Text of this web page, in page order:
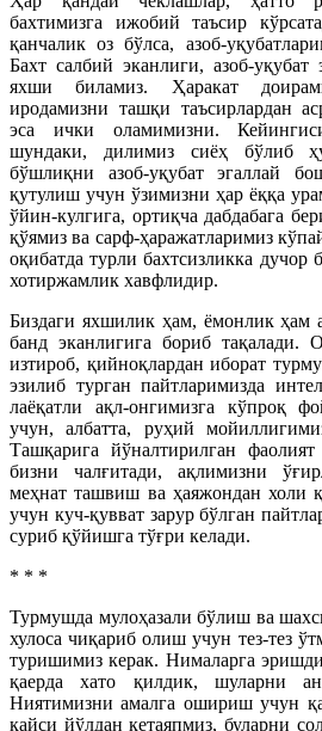
бахтимизга ижобий таъсир
қанчалик оз бўлса, азоб-
Бахт салбий эканлиги, азоб-
яхши биламиз. Ҳаракат
иродамизни ташқи таъсирлардан
эса ички оламимизни.
шундаки, дилимиз сиёҳ бўлиб
бўшлиқни азоб-уқубат эгаллай
қутулиш учун ўзимизни ҳар ёққа
ўйин-кулгига, ортиқча дабдабага
қўямиз ва сарф-ҳаражатларимиз
оқибатда турли бахтсизликка дучор
хотиржамлик хавфлидир.
Биздаги яхшилик ҳам, ёмонлик ҳам
банд эканлигига бориб тақалади.
изтироб, қийноқлардан иборат
эзилиб турган пайтларимизда
лаёқатли ақл-онгимизга кўпроқ
учун, албатта, руҳий
Ташқарига йўналтирилган
бизни чалғитади, ақлимизни
меҳнат ташвиш ва ҳаяжондан холи
учун куч-қувват зарур бўлган
суриб қўйишга тўғри келади.
* * *
Турмушда мулоҳазали бўлиш ва
хулоса чиқариб олиш учун тез-тез
туришимиз керак. Нималарга
қаерда хато қилдик, шуларни
Ниятимизни амалга ошириш учун
қайси йўлдан кетаяпмиз, буларни